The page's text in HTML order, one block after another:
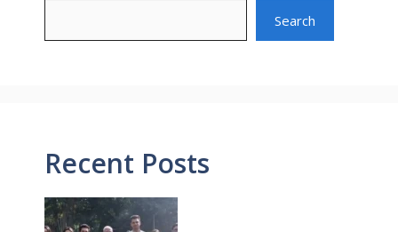
Search
Recent Posts